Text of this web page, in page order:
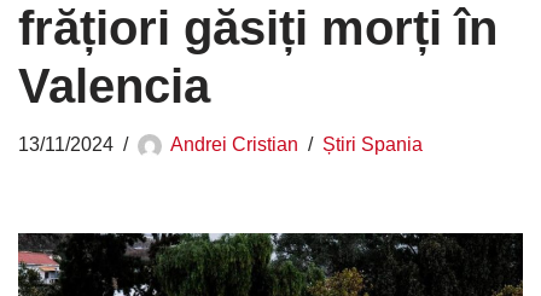
frățiori găsiți morți în
Valencia
13/11/2024 Andrei Cristian Știri Spania